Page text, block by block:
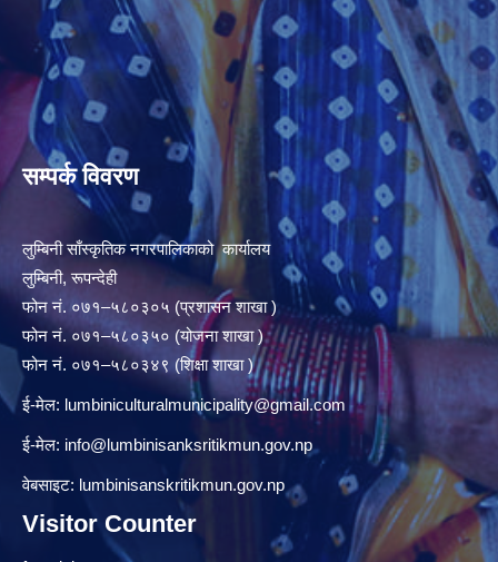
सम्पर्क विवरण
लुम्बिनी साँस्कृतिक नगरपालिकाको कार्यालय
लुम्बिनी, रूपन्देही
फोन नं. ०७१–५८०३०५ (प्रशासन शाखा )
फोन नं. ०७१–५८०३५० (योजना शाखा )
फोन नं. ०७१–५८०३४९ (शिक्षा शाखा )
ई-मेल: lumbiniculturalmunicipality@gmail.com
ई-मेल: info@lumbinisanksritikmun.gov.np
वेबसाइट: lumbinisanskritikmun.gov.np
Visitor Counter